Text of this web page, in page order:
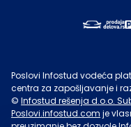
Poslovi Infostud vodeća
centra za zapošljavanje i
© Infostud rešenja d.o.o.
Poslovi.infostud.com je